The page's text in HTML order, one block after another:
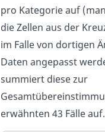
pro Kategorie auf
die Zellen aus der
im Falle von dortigen
Daten angepasst
summiert diese zur
erwähnten 43 Fälle auf.